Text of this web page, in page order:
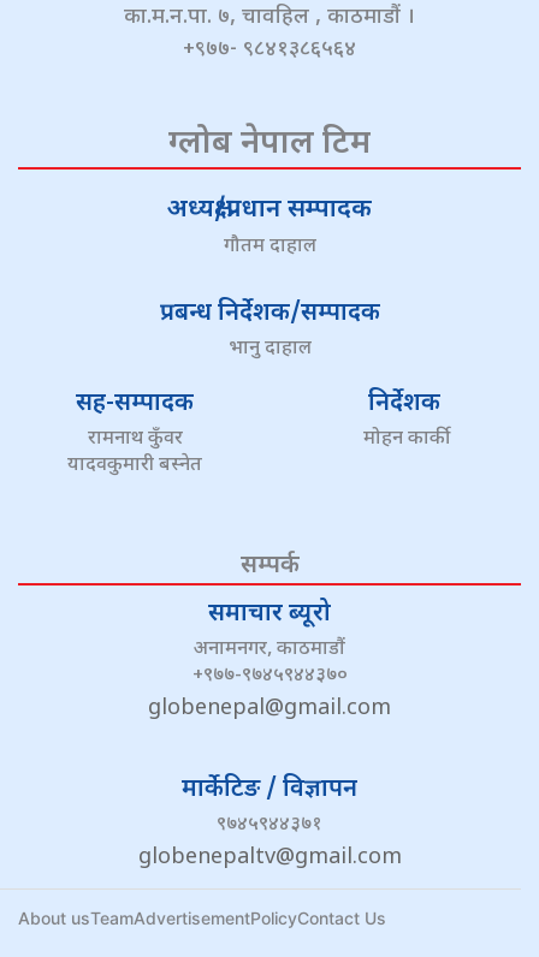
का.म.न.पा. ७, चावहिल , काठमाडौं ।
+९७७- ९८४१३८६५६४
ग्लोब नेपाल टिम
अध्यक्ष/प्रधान सम्पादक
गौतम दाहाल
प्रबन्ध निर्देशक/सम्पादक
भानु दाहाल
सह-सम्पादक
रामनाथ कुँवर
यादवकुमारी बस्नेत
निर्देशक
मोहन कार्की
सम्पर्क
समाचार ब्यूरो
अनामनगर, काठमाडौं
+९७७-९७४५९४४३७०
globenepal@gmail.com
मार्केटिङ / विज्ञापन
९७४५९४४३७१
globenepaltv@gmail.com
About usTeamAdvertisementPolicyContact Us